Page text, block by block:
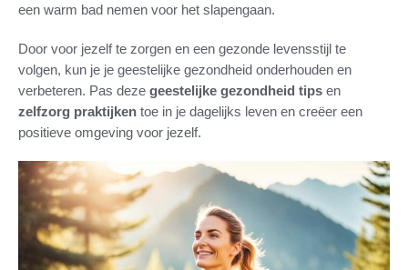
een warm bad nemen voor het slapengaan.
Door voor jezelf te zorgen en een gezonde levensstijl te
volgen, kun je je geestelijke gezondheid onderhouden en
verbeteren. Pas deze geestelijke gezondheid tips en
zelfzorg praktijken toe in je dagelijks leven en creëer een
positieve omgeving voor jezelf.